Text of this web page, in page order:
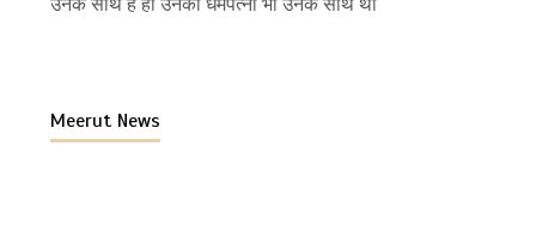
Meerut News